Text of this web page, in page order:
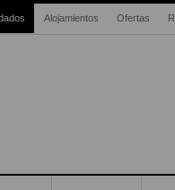
Alojamientos Ofertas